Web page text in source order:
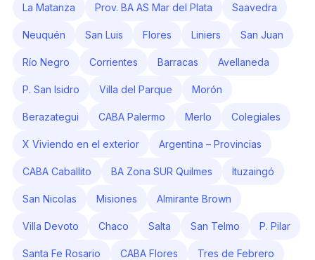
La Matanza Prov. BA AS Mar del Plata Saavedra
Neuquén San Luis Flores Liniers San Juan
Río Negro Corrientes Barracas Avellaneda
P. San Isidro Villa del Parque Morón
Berazategui CABA Palermo Merlo Colegiales
X Viviendo en el exterior Argentina – Provincias
CABA Caballito BA Zona SUR Quilmes Ituzaingó
San Nicolas Misiones Almirante Brown
Villa Devoto Chaco Salta San Telmo P. Pilar
Santa Fe Rosario CABA Flores Tres de Febrero